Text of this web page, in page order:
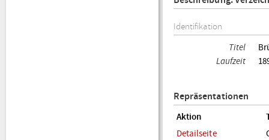
Identifikation
Titel
Laufzeit
Repräsentationen
Aktion
Detailseite